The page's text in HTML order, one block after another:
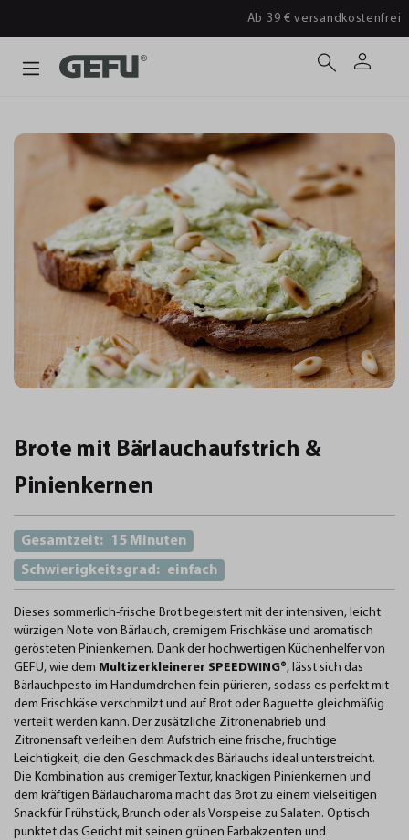
Ab 39 € versandkostenfrei
Brote mit Bärlauchaufstrich &
Pinienkernen
Gesamtzeit:
15 Minuten
Schwierigkeitsgrad: einfach
Dieses sommerlich-frische Brot begeistert mit der intensiven, leicht
würzigen Note von Bärlauch, cremigem Frischkäse und aromatisch
gerösteten Pinienkernen. Dank der hochwertigen Küchenhelfer von
GEFU, wie dem Multizerkleinerer SPEEDWING®, lässt sich das
Bärlauchpesto im Handumdrehen fein pürieren, sodass es perfekt mit
dem Frischkäse verschmilzt und auf Brot oder Baguette gleichmäßig
verteilt werden kann. Der zusätzliche Zitronenabrieb und
Zitronensaft verleihen dem Aufstrich eine frische, fruchtige
Leichtigkeit, die den Geschmack des Bärlauchs ideal unterstreicht.
Die Kombination aus cremiger Textur, knackigen Pinienkernen und
dem kräftigen Bärlaucharoma macht das Brot zu einem vielseitigen
Snack für Frühstück, Brunch oder als Vorspeise zu Salaten. Optisch
punktet das Gericht mit seinen grünen Farbakzenten und